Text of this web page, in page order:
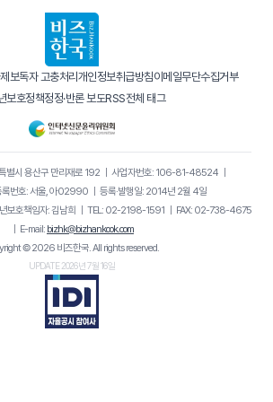
보독자 고충처리 개인정보취급방침이메일무단수집거부
보호정책정정·반론 보도RSS전체 태그
별시 용산구 만리재로 192｜ 사업자번호: 106-81-48524｜
록번호: 서울, 아02990
등록·발행일: 2014년 2월 4일
보호책임자: 김남희 TEL: 02-2198-1591
FAX: 02-738-4675
E-mail: bizhk@bizhankook.com
© 2026 비즈한국. All rights reserved.
UPDATE 2026년 7월 16일